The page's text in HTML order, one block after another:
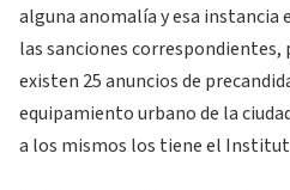
alguna anomalía y esa instancia
las sanciones
existen 25 anuncios de
equipamiento urbano de la
a los mismos los tiene el